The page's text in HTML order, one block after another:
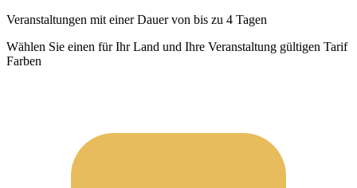
Veranstaltungen mit einer Dauer von bis zu 4 Tagen
Wählen Sie einen für Ihr Land und Ihre Veranstaltung gültigen Tarif
Farben